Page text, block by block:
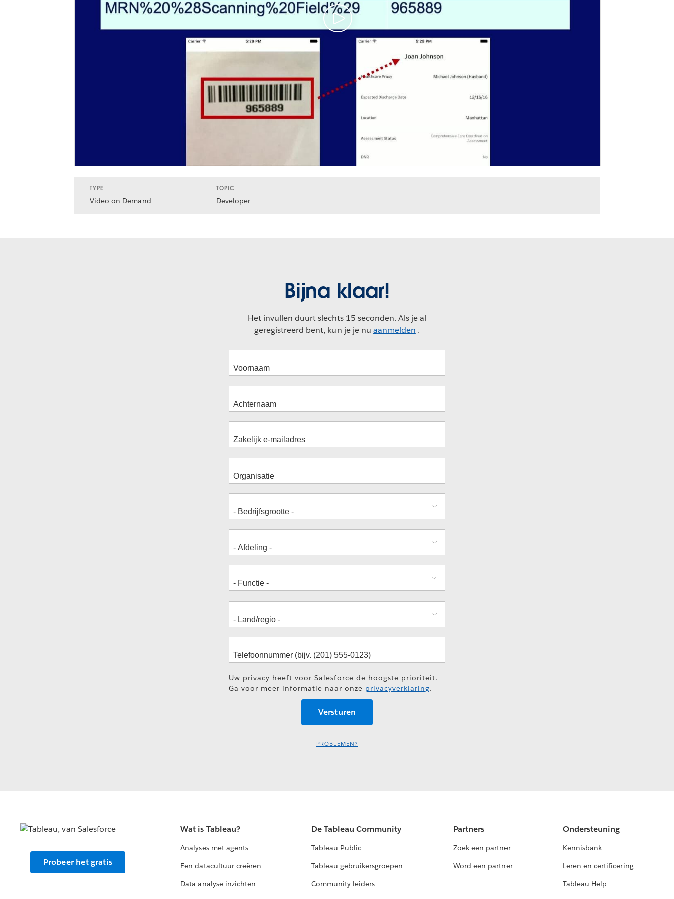
TYPE
Video on Demand
TOPIC
Developer
Bijna klaar!
Het invullen duurt slechts 15 seconden. Als je al
geregistreerd bent, kun je je nu aanmelden .
Uw privacy heeft voor Salesforce de hoogste prioriteit.
Ga voor meer informatie naar onze privacyverklaring.
PROBLEMEN?
Probeer het gratis
Wat is Tableau?
Analyses met agents
Een datacultuur creëren
Data-analyse-inzichten
De Tableau Community
Tableau Public
Tableau-gebruikersgroepen
Community-leiders
Partners
Zoek een partner
Word een partner
Ondersteuning
Kennisbank
Leren en certificering
Tableau Help